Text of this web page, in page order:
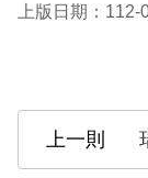
言
上版日期：112-